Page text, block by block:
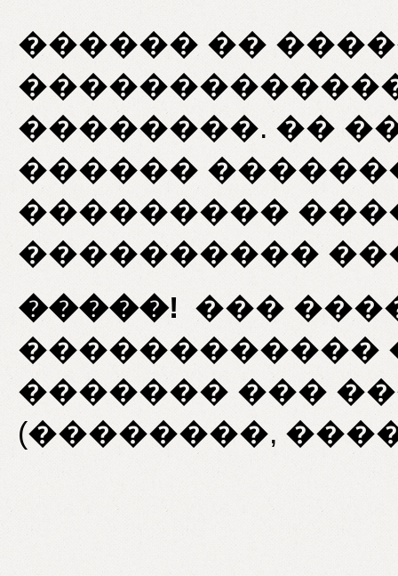
������ ��
��������. ��
������
���������
����������
�����! ���
������������
������� ���
(��������,